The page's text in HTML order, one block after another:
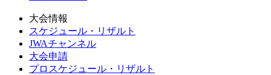
大会情報
スケジュール・リザルト
JWAチャンネル
大会申請
プロスケジュール・リザルト